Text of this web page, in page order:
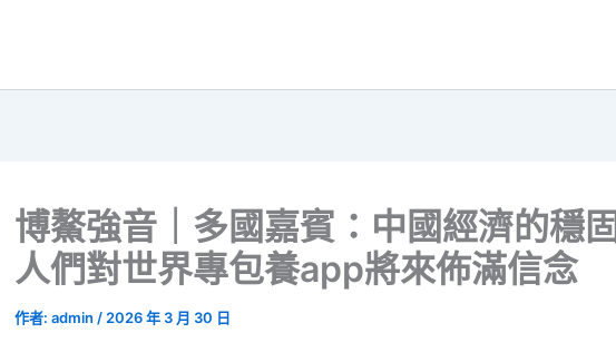
博鰲強音｜多國嘉賓：中國經濟的穩
人們對世界專包養app將來佈滿信念
作者: admin / 2026 年 3 月 30 日